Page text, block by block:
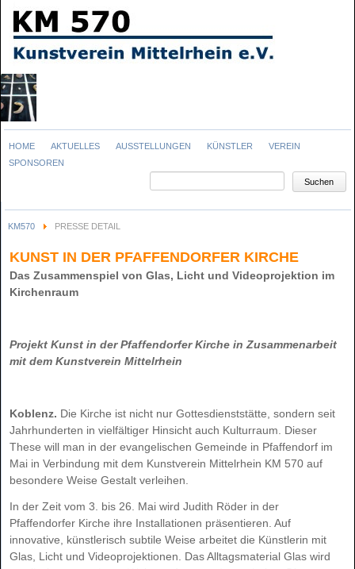
Navigation
überspringen
HOME AKTUELLES AUSSTELLUNGEN KÜNSTLER
VEREIN
SPONSOREN
Suchen
KM570 PRESSE DETAIL
KUNST IN DER PFAFFENDORFER KIRCHE
Das Zusammenspiel von Glas, Licht und Videoprojektion im
Kirchenraum
Projekt Kunst in der Pfaffendorfer Kirche in Zusammenarbeit
mit dem Kunstverein Mittelrhein
Koblenz. Die Kirche ist nicht nur Gottesdienststätte, sondern seit
Jahrhunderten in vielfältiger Hinsicht auch Kulturraum. Dieser
These will man in der evangelischen Gemeinde in Pfaffendorf im
Mai in Verbindung mit dem Kunstverein Mittelrhein KM 570 auf
besondere Weise Gestalt verleihen.
In der Zeit vom 3. bis 26. Mai wird Judith Röder in der
Pfaffendorfer Kirche ihre Installationen präsentieren. Auf
innovative, künstlerisch subtile Weise arbeitet die Künstlerin mit
Glas, Licht und Videoprojektionen. Das Alltagsmaterial Glas wird